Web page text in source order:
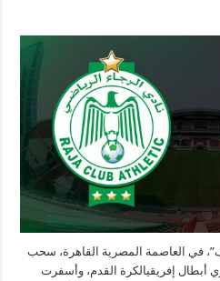
في العاصمة المصرية القاهرة، سحب
إفريقيالكرة القدم، وأسفرت